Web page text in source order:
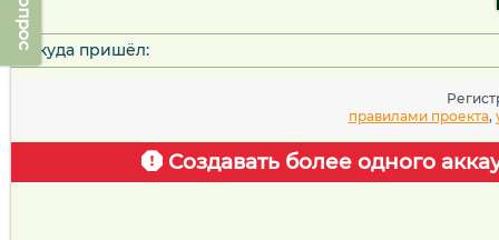
Откуда пришёл:
правилами проекта,
Создавать более одного